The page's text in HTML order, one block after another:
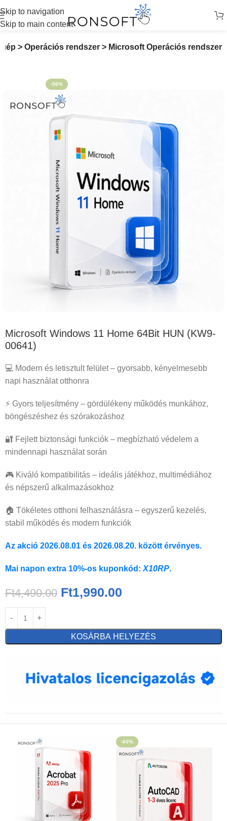
Skip to navigation
Skip to main content
> Operációs rendszer > Microsoft Operációs rendszer
-56%
Microsoft Windows 11 Home 64Bit HUN (KW9-
00641)
💻 Modern és letisztult felület – gyorsabb, kényelmesebb
napi használat otthonra
⚡ Gyors teljesítmény – gördülékeny működés munkához,
böngészéshez és szórakozáshoz
🔐 Fejlett biztonsági funkciók – megbízható védelem a
mindennapi használat során
🎮 Kiváló kompatibilitás – ideális játékhoz, multimédiához
és népszerű alkalmazásokhoz
🏠 Tökéletes otthoni felhasználásra – egyszerű kezelés,
stabil működés és modern funkciók
Az akció 2026.08.01 és 2026.08.20. között érvényes.
Mai napon extra 10%-os kuponkód: X10RP.
Ft4,490.00 Ft1,990.00
KOSÁRBA HELYEZÉS
-60%